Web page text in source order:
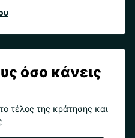
όσο κάνεις
τέλος της κράτησης και